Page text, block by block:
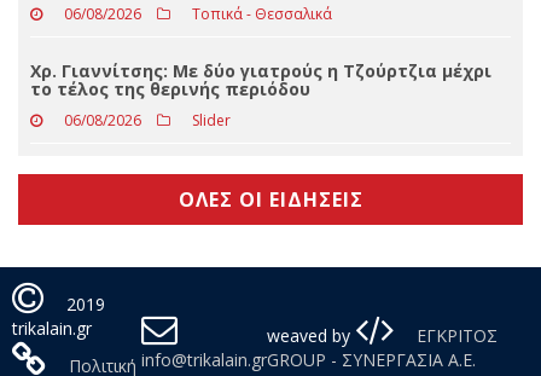
06/08/2026 Δελτία Τύπου
Στα Τρίκαλα μια σπάνια συναυλία με το Ιταλικό
κουαρτέτο MARTA PIGNATARO
06/08/2026 Τοπικά - Θεσσαλικά
Χρ. Γιαννίτσης: Με δύο γιατρούς η Τζούρτζια μέχρι
το τέλος της θερινής περιόδου
06/08/2026 Slider